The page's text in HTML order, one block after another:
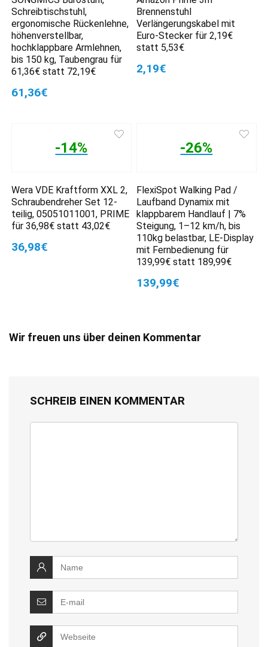
Schreibtischstuhl,
ergonomische Rückenlehne,
höhenverstellbar,
hochklappbare Armlehnen,
bis 150 kg, Taubengrau für
61,36€ statt 72,19€
61,36€
Brennenstuhl
Verlängerungskabel mit
Euro-Stecker für 2,19€
statt 5,53€
2,19€
-14%
Wera VDE Kraftform XXL 2,
Schraubendreher Set 12-
teilig, 05051011001, PRIME
für 36,98€ statt 43,02€
36,98€
-26%
FlexiSpot Walking Pad /
Laufband Dynamix mit
klappbarem Handlauf | 7%
Steigung, 1–12 km/h, bis
110kg belastbar, LE-Display
mit Fernbedienung für
139,99€ statt 189,99€
139,99€
Wir freuen uns über deinen Kommentar
SCHREIB EINEN KOMMENTAR